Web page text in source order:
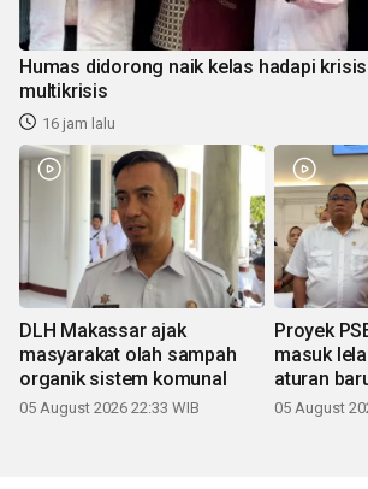
Humas didorong naik kelas hadapi
multikrisis
16 jam lalu
DLH Makassar ajak
masyarakat olah sampah
organik sistem komunal
05 August 2026 22:33 WIB
Proyek
masuk
aturan
05 August